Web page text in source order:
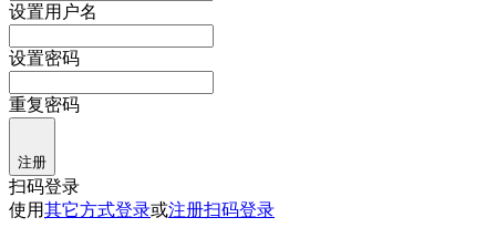
设置用户名
设置密码
重复密码
注册
扫码登录
使用其它方式登录或注册扫码登录